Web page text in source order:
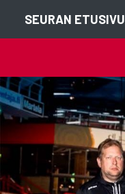
SEURAN ETUSIVU